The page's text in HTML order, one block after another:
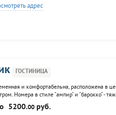
адрес
ГОСТИНИЦА
и комфортабельна, расположена в
Номера в стиле "ампир" и "барокко" -
сантехника. Гостиница является
5200.00руб.